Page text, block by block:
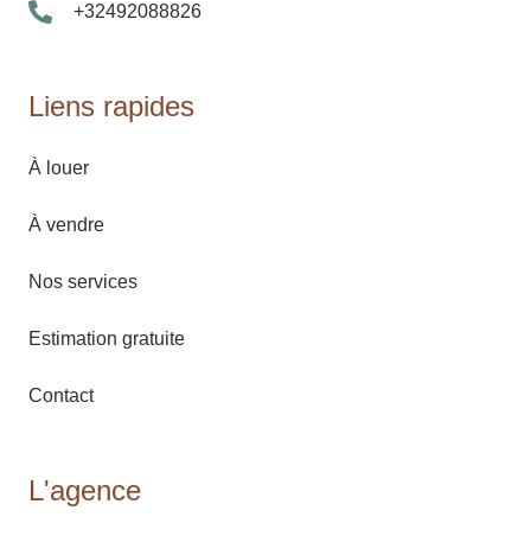
+32492088826
Liens rapides
À louer
À vendre
Nos services
Estimation gratuite
Contact
L'agence